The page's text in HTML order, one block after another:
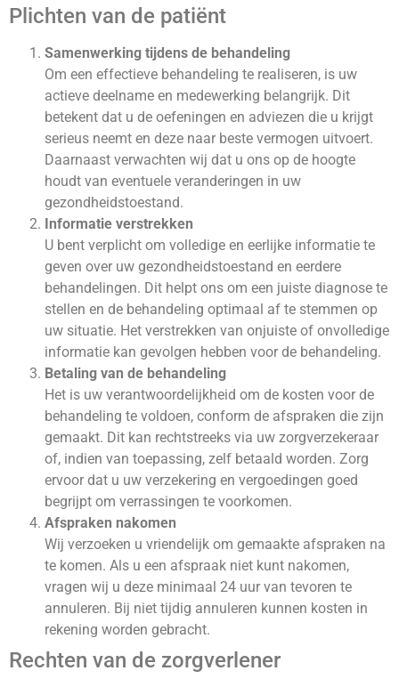
Plichten van de patiënt
Samenwerking tijdens de behandeling
Om een effectieve behandeling te realiseren, is uw
actieve deelname en medewerking belangrijk. Dit
betekent dat u de oefeningen en adviezen die u krijgt
serieus neemt en deze naar beste vermogen uitvoert.
Daarnaast verwachten wij dat u ons op de hoogte
houdt van eventuele veranderingen in uw
gezondheidstoestand.
Informatie verstrekken
U bent verplicht om volledige en eerlijke informatie te
geven over uw gezondheidstoestand en eerdere
behandelingen. Dit helpt ons om een juiste diagnose te
stellen en de behandeling optimaal af te stemmen op
uw situatie. Het verstrekken van onjuiste of onvolledige
informatie kan gevolgen hebben voor de behandeling.
Betaling van de behandeling
Het is uw verantwoordelijkheid om de kosten voor de
behandeling te voldoen, conform de afspraken die zijn
gemaakt. Dit kan rechtstreeks via uw zorgverzekeraar
of, indien van toepassing, zelf betaald worden. Zorg
ervoor dat u uw verzekering en vergoedingen goed
begrijpt om verrassingen te voorkomen.
Afspraken nakomen
Wij verzoeken u vriendelijk om gemaakte afspraken na
te komen. Als u een afspraak niet kunt nakomen,
vragen wij u deze minimaal 24 uur van tevoren te
annuleren. Bij niet tijdig annuleren kunnen kosten in
rekening worden gebracht.
Rechten van de zorgverlener